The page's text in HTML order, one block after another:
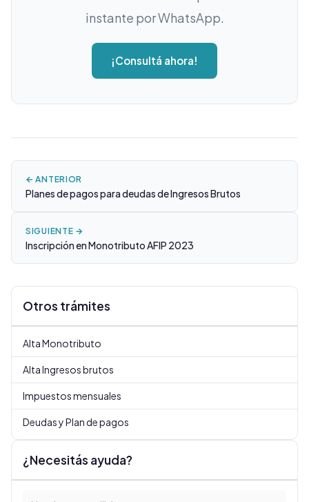
instante por WhatsApp.
¡Consultá ahora!
← ANTERIOR
Planes de pagos para deudas de Ingresos Brutos
SIGUIENTE →
Inscripción en Monotributo AFIP 2023
Otros trámites
Alta Monotributo
Alta Ingresos brutos
Impuestos mensuales
Deudas y Plan de pagos
¿Necesitás ayuda?